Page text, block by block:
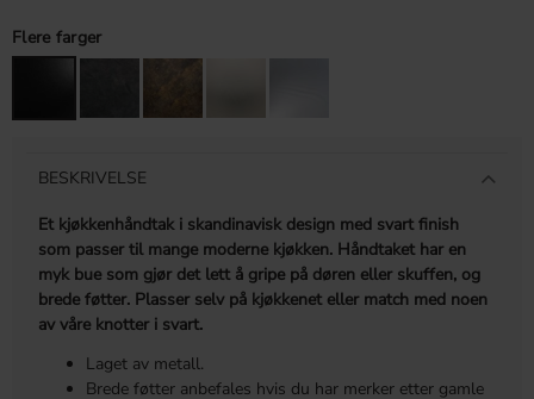
Flere farger
BESKRIVELSE
Et kjøkkenhåndtak i skandinavisk design med svart finish
som passer til mange moderne kjøkken. Håndtaket har en
myk bue som gjør det lett å gripe på døren eller skuffen, og
brede føtter. Plasser selv på kjøkkenet eller match med noen
av våre knotter i svart.
Laget av metall.
Brede føtter anbefales hvis du har merker etter gamle